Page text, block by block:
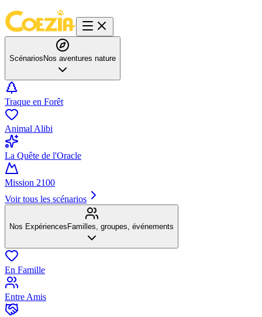
Scénarios Nos aventures nature
Traque en Forêt
Animal Alibi
La Quête de l'Oracle
Mission 2100
Voir tous les scénarios
Nos Expériences Familles, groupes, événements
En Famille
Entre Amis